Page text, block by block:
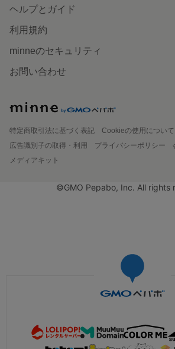
ヘルプとガイド
利用規約
minneのセキュリティ
お問い合わせ
特定商取引法に基づく表記
Cookieの使用について
広告識別子の取得・利用
プライバシーポリシー
メディアキット
©GMO Pepabo, Inc. All rights